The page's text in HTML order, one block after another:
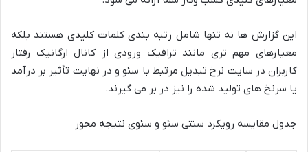
این گزارش ها نه تنها شامل رتبه بندی کلمات کلیدی هستند بلکه
معیارهای مهم تری مانند ترافیک ورودی از کانال ارگانیک رفتار
کاربران در سایت نرخ تبدیل مرتبط با سئو و در نهایت تأثیر بر درآمد
یا سرنخ های تولید شده را نیز در بر می گیرند.
جدول مقایسه رویکرد سنتی سئو و سئوی نتیجه محور